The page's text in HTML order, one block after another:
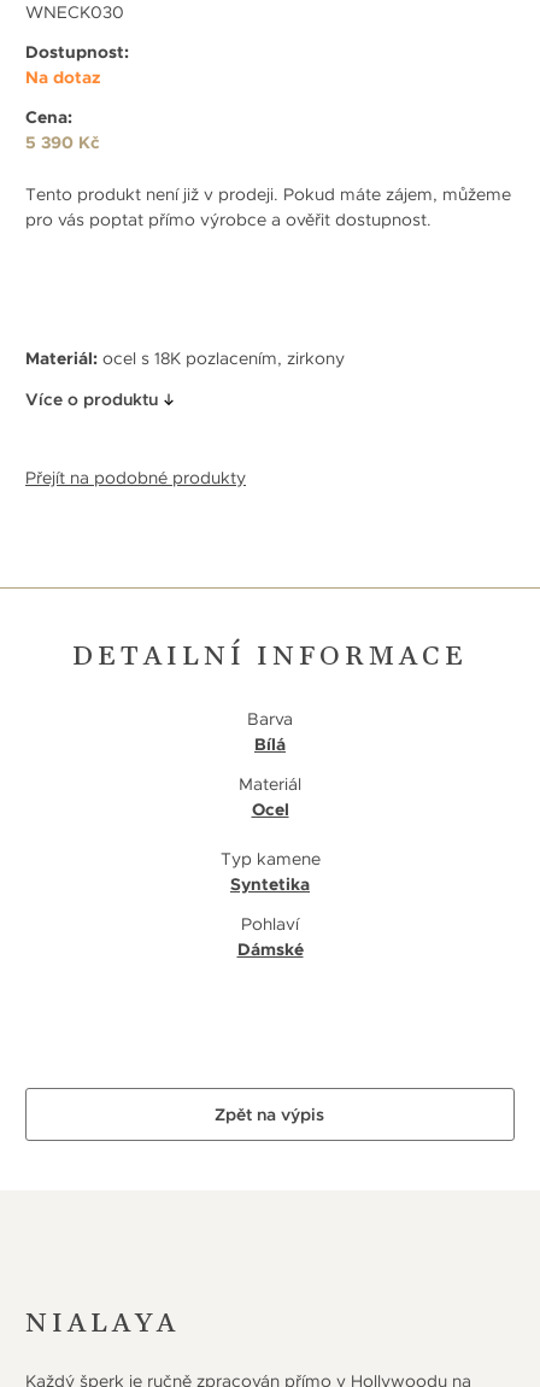
WNECK030
Dostupnost:
Na dotaz
Cena:
5 390 Kč
Tento produkt není již v prodeji. Pokud máte zájem, můžeme
pro vás poptat přímo výrobce a ověřit dostupnost.
Materiál: ocel s 18K pozlacením, zirkony
Více o produktu
Přejít na podobné produkty
DETAILNÍ INFORMACE
Barva
Bílá
Materiál
Ocel
Typ kamene
Syntetika
Pohlaví
Dámské
Zpět na výpis
NIALAYA
Každý šperk je ručně zpracován přímo v Hollywoodu na